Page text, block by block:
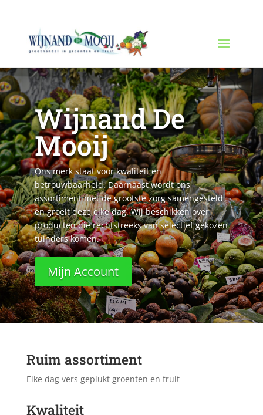
Wijnand De
Mooij
Ons merk staat voor kwaliteit en
betrouwbaarheid. Daarnaast wordt ons
assortiment met de grootste zorg samengesteld
en groeit deze elke dag. Wij beschikken over
producten die rechtstreeks van selectief gekozen
tuinders komen.
Mijn Account
Ruim assortiment
Elke dag vers geplukt groenten en fruit
Kwaliteit